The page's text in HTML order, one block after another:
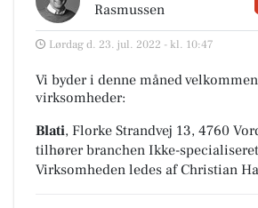
Rasmussen
Lørdag d. 23. jul. 2022 - kl. 10:47
Vi byder i denne måned
virksomheder:
Blati, Florke Strandvej 13, 4760
tilhører branchen Ikke-
Virksomheden ledes af Christian